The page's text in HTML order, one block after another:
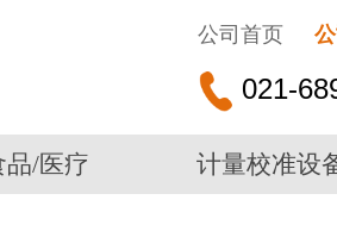
品/医疗 计量校准设
021-
公司首页